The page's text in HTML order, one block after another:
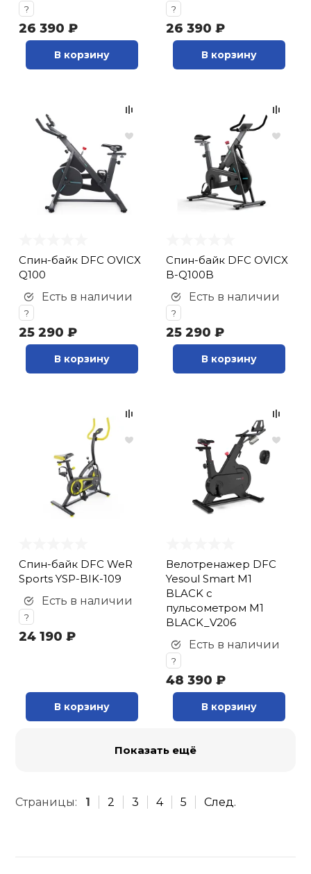
?
26 390 ₽
В корзину
?
26 390 ₽
В корзину
Спин-байк DFC OVICX
Q100
Есть в наличии
?
25 290 ₽
В корзину
Спин-байк DFC OVICX
B-Q100B
Есть в наличии
?
25 290 ₽
В корзину
Спин-байк DFC WeR
Sports YSP-BIK-109
Есть в наличии
?
24 190 ₽
В корзину
Велотренажер DFC
Yesoul Smart M1
BLACK с
пульсометром M1
BLACK_V206
Есть в наличии
?
48 390 ₽
В корзину
Показать ещё
Страницы: 1 2 3 4 5 След.